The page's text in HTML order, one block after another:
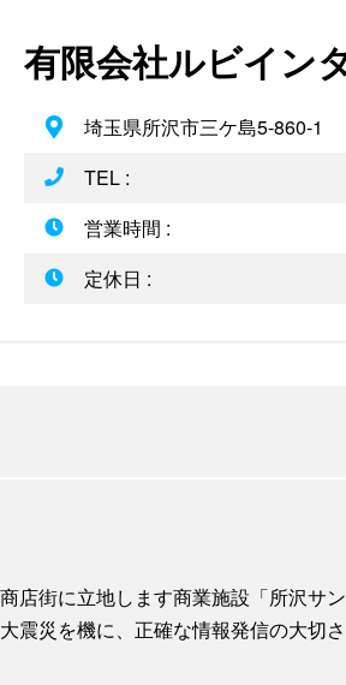
有限会社ルビイン
埼玉県所沢市三ケ島5-860-1
TEL :
営業時間 :
定休日 :
店街に立地します商業施設「所沢サ
震災を機に、正確な情報発信の大切